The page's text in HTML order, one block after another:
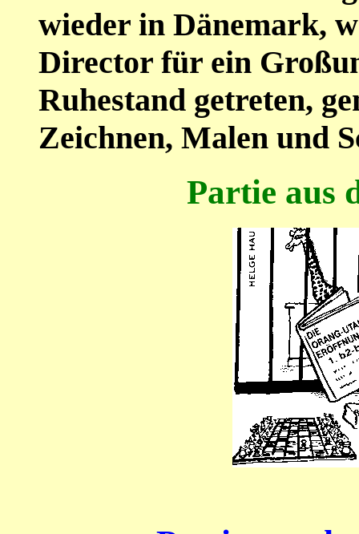
wieder in Dänemark,
Director für ein
Ruhestand getreten,
Zeichnen, Malen und
Partie aus